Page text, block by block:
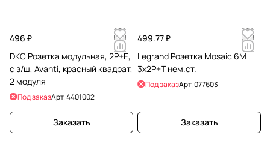
496 ₽
DKC Розетка модульная, 2P+E,
с з/ш, Avanti, красный квадрат,
2 модуля
Под заказАрт.4401002
Заказать
499.77 ₽
Legrand Розетка Mosaic 6М
3х2P+Т нем.ст.
Под заказАрт.077603
Заказать